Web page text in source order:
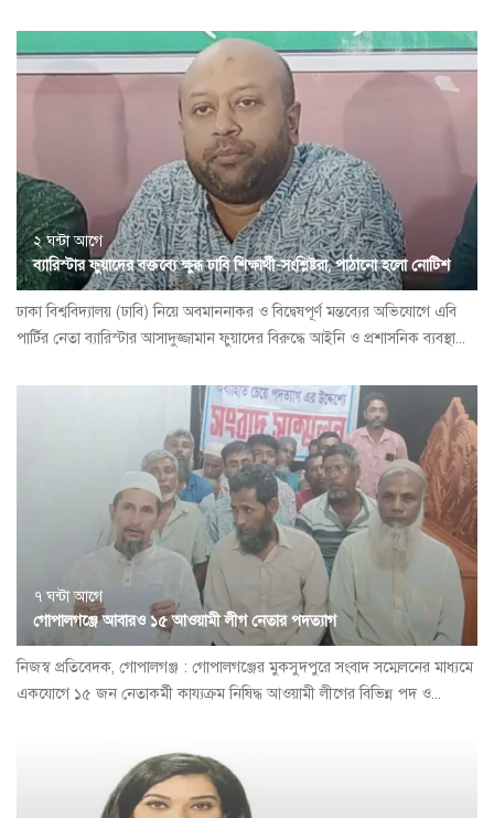
২ ঘন্টা আগে
ব্যারিস্টার ফুয়াদের বক্তব্যে ক্ষুব্ধ ঢাবি শিক্ষার্থী-সংশ্লিষ্টরা, পাঠানো হলো নোটিশ
ঢাকা বিশ্ববিদ্যালয় (ঢাবি) নিয়ে অবমাননাকর ও বিদ্বেষপূর্ণ মন্তব্যের অভিযোগে এবি
পার্টির নেতা ব্যারিস্টার আসাদুজ্জামান ফুয়াদের বিরুদ্ধে আইনি ও প্রশাসনিক ব্যবস্থা...
৭ ঘন্টা আগে
গোপালগঞ্জে আবারও ১৫ আওয়ামী লীগ নেতার পদত্যাগ
নিজস্ব প্রতিবেদক, গোপালগঞ্জ : গোপালগঞ্জের মুকসুদপুরে সংবাদ সম্মেলনের মাধ্যমে
একযোগে ১৫ জন নেতাকর্মী কায্যক্রম নিষিদ্ধ আওয়ামী লীগের বিভিন্ন পদ ও...